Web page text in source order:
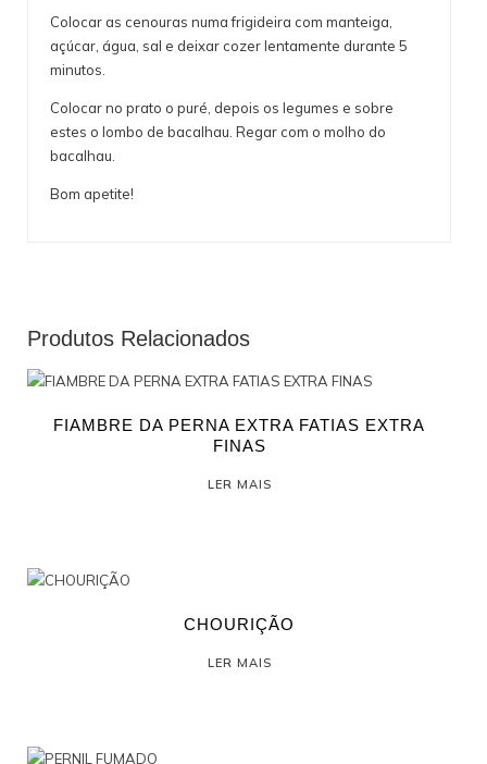
Colocar as cenouras numa frigideira com manteiga,
açúcar, água, sal e deixar cozer lentamente durante 5
minutos.
Colocar no prato o puré, depois os legumes e sobre
estes o lombo de bacalhau. Regar com o molho do
bacalhau.
Bom apetite!
Produtos Relacionados
FIAMBRE DA PERNA EXTRA FATIAS EXTRA
FINAS
LER MAIS
CHOURIÇÃO
LER MAIS